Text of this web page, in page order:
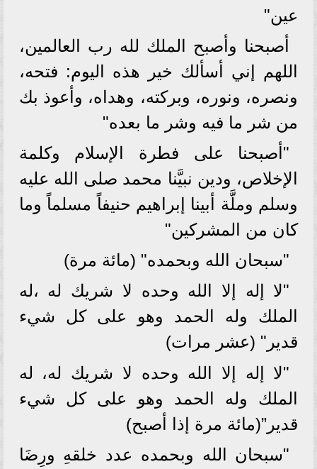
عين"
أصبحنا وأصبح الملك لله رب العالمين،
اللهم إني أسألك خير هذه اليوم: فتحه،
ونصره، ونوره، وبركته، وهداه، وأعوذ بك
من شر ما فيه وشر ما بعده"
"أصبحنا على فطرة الإسلام وكلمة
الإخلاص، ودين نبيَّنا محمد صلى الله عليه
وسلم وملَّة أبينا إبراهيم حنيفاً مسلماً وما
كان من المشركين"
"سبحان الله وبحمده" (مائة مرة)
"لا إله إلا الله وحده لا شريك له ،له
الملك وله الحمد وهو على كل شيء
قدير" (عشر مرات)
"لا إله إلا الله وحده لا شريك له، له
الملك وله الحمد وهو على كل شيء
قدير”(مائة مرة إذا أصبح)
"سبحان الله وبحمده عدد خلقهِ ورِضَا